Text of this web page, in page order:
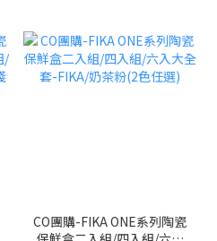
CO團購-FIKA ONE系列陶瓷